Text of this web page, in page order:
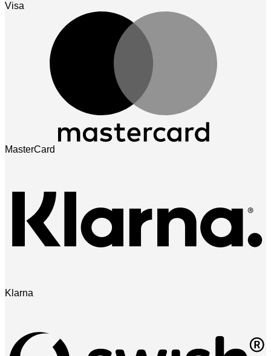
Visa
MasterCard
Klarna